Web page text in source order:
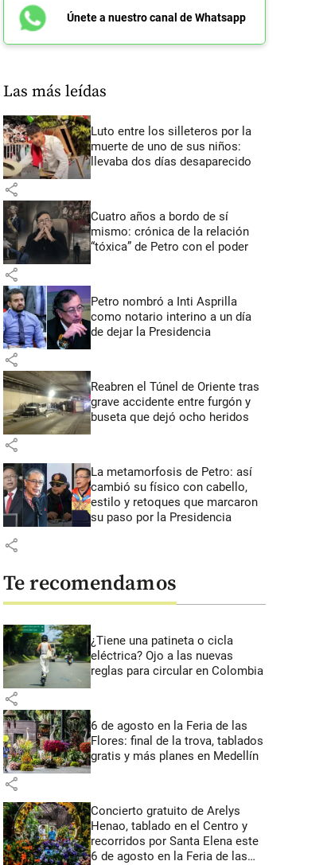
Únete a nuestro canal de Whatsapp
Las más leídas
Luto entre los silleteros por la
muerte de uno de sus niños:
llevaba dos días desaparecido
share
Cuatro años a bordo de sí
mismo: crónica de la relación
“tóxica” de Petro con el poder
share
Petro nombró a Inti Asprilla
como notario interino a un día
de dejar la Presidencia
share
Reabren el Túnel de Oriente tras
grave accidente entre furgón y
buseta que dejó ocho heridos
share
La metamorfosis de Petro: así
cambió su físico con cabello,
estilo y retoques que marcaron
su paso por la Presidencia
share
Te recomendamos
¿Tiene una patineta o cicla
eléctrica? Ojo a las nuevas
reglas para circular en Colombia
share
6 de agosto en la Feria de las
Flores: final de la trova, tablados
gratis y más planes en Medellín
share
Concierto gratuito de Arelys
Henao, tablado en el Centro y
recorridos por Santa Elena este
6 de agosto en la Feria de las